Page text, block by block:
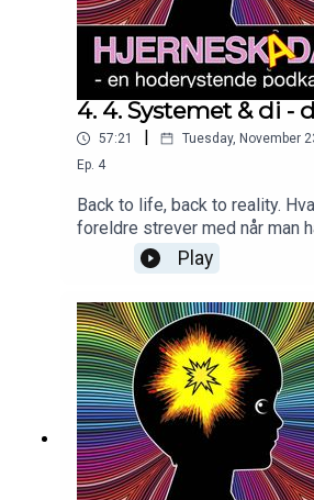
4. 4. Systemet & di -
57:21 Tuesday, November
Ep. 4
Back to life, back to reality.
foreldre strever med når man
utfordringer? Hvordan er det
tilbake til skolen med
Play